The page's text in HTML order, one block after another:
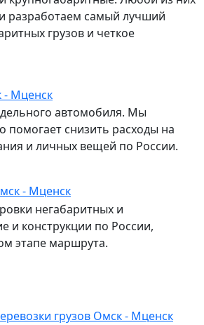
разработаем самый лучший
грузов и четкое
- Мценск
автомобиля. Мы
снизить расходы на
и личных вещей по России.
- Мценск
негабаритных и
и конструкции по России,
этапе маршрута.
грузов Омск - Мценск